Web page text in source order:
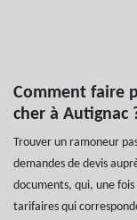
Comment faire
cher à Autignac
Trouver un ramoneur
demandes de devis
documents, qui, une
tarifaires qui